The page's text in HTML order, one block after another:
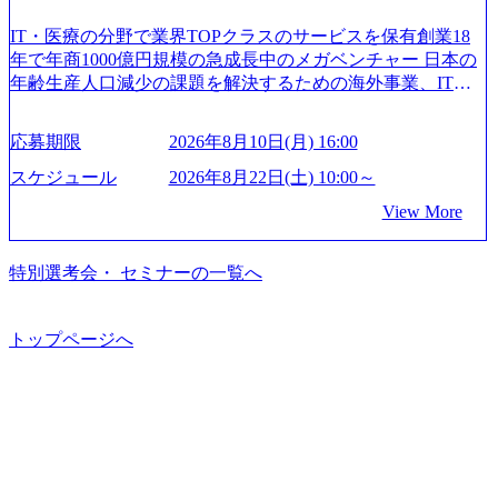
参加できる環境です。 自ら案件を取り、プロジェクト体制
を作っていくことも可能です。 ● 事業会社機能にも携われ
る 弊社にはコンサルティング事業以外にもSaaSプロダク
ることも可能です。コンサルタントとしての経験を活かし
ながら自らプロダクト開発や自社の業務改善ができます。
(希望者のみとなります) ● BIG4・アクセンチュアをはじめ
います ● 平均年齢は35歳で、幅広い年齢の方が活躍してい
ます ● インダストリー・ソリューションで区切られていな
い組織です(ワンプール制) ● 海外事業拠点をシンガポールに
ン八重洲 八重洲セントラルタワー8階 受動喫煙対策 : 執務室
案件をメインとしたコンサルティングを行います ＜プロジ
ェクト一部抜粋＞ ・海外事業(新規・既存)事業のビジネス
モデル検討支援 ・金融領域におけるAIを活用した事業戦略
域における地域活性アプリ企画支援及び実行支援 ・ロボテ
援 ※その他新規事業や既存デジタルトランスフォーメーシ
ョンの案件が多数 ● マネージャー プロジェクトの管理者と
ケーション、成果物の品質管理、メンバーの育成などを担
う。プロジェクト全体の品質管理や、会社経営の観点から
のキャリアブログ (https://www.accenture.com/jp-ja/blogs/japan-
careers-blog) 江川社長が語る「105点経営」 (https://business.ni
kkei.com/atcl/gen/19/00604/021600008/) 規模拡大で成功する理
由【コンサル業界俯瞰マップ】 (https://diamond.jp/articles/-/34
材が集結するワケ (https://markezine.jp/article/detail/45446) エン
ジニアからコンサルタントへ。会社に入って、何が変わっ
た？ (https://www.businessinsider.jp/post-288838) プラダ：ラグ
ジュアリー製品のパーソナライゼーション (https://www.acce
m/jp-ja/case-studies/consulting/taisho-pharmaceutical)（ストラテ
s://www.accenture.com/jp-ja/case-studies/communications-media/so
IT・医療の分野で業界TOPクラスのサービスを保有創業18
年で年商1000億円規模の急成長中のメガベンチャー 日本の
年齢生産人口減少の課題を解決するための海外事業、IT事
以上の事業を展開する オールインハウスの組織体制をとっ
ており社内で新しい事業開発などの人員調達できる 独立資
本経営をとっており、事業創造の自由度が高い https://storag
s/20240925162633_7242d0de-3e54-4f03-b076-00318d5c0dff_120
0x644.webp レバレジーズ株式会社 会社説明資料 (https://spea
kerdeck.com/leverages/leverages-hui-she-shao-jie-zi-liao-zhong-tu-
cai-yong-xiang-ke) 「働く人」「事業・サービス」「カルチャ
ps://melev.leverages.jp/) レバレジーズグローバル、大分県より
「外国人留学生等受入環境整備事業委託業務」を受託 (http
応募期限
2026年8月10日(月) 16:00
スケジュール
2026年8月22日(土) 10:00～
View More
特別選考会・ セミナーの一覧へ
トップページへ